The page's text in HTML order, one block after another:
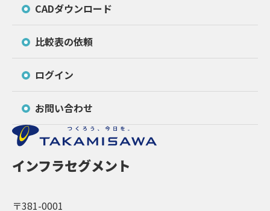
インフラセグメント
〒381-0001
CADダウンロード
比較表の依頼
ログイン
お問い合わせ